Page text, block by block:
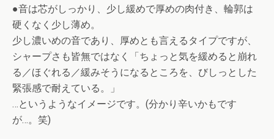
●音は芯がしっかり、少し緩めで厚めの肉付き、輪郭は
硬くなく少し薄め。
少し濃いめの音であり、厚めとも言えるタイプですが、
シャープさも皆無ではなく「ちょっと気を緩めると崩れ
る／ほぐれる／緩みそうになるところを、びしっとした
緊張感で耐えている。」
…というようなイメージです。(分かり辛いかもです
が…。笑)